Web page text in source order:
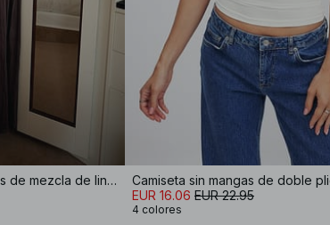
Vestido de tirantes anchos de mezcla de lino con volúmenes y efecto arrugado
Camiseta sin mangas de doble
EUR 16.06 EUR 22.95
4 colores